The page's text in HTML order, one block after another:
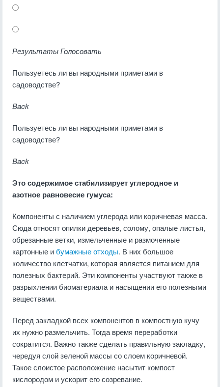
РезультатыГолосовать
Пользуетесь ли вы народными приметами в
садоводстве?
Back
Пользуетесь ли вы народными приметами в
садоводстве?
Back
Это содержимое стабилизирует углеродное и
азотное равновесие гумуса:
Компоненты с наличием углерода или коричневая масса.
Сюда относят опилки деревьев, солому, опалые листья,
обрезанные ветки, измельченные и размоченные
картонные ибумажные отходы. В них большое
количество клетчатки, которая является питанием для
полезных бактерий. Эти компоненты участвуют также в
разрыхлении биоматериала и насыщении его полезными
веществами.
Перед закладкой всех компонентов в компостную кучу
их нужно размельчить. Тогда время переработки
сократится. Важно также сделать правильную закладку,
чередуя слой зеленой массы со слоем коричневой.
Такое слоистое расположение насытит компост
кислородом и ускорит его созревание.